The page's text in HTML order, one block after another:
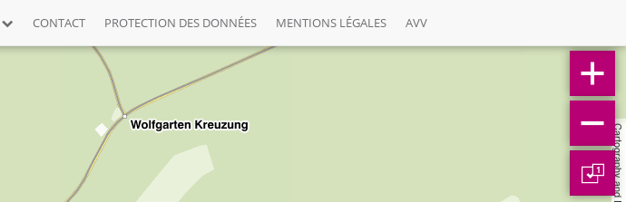
CONTACT PROTECTION DES DONNÉES MENTIONS LÉGALES AVV
1